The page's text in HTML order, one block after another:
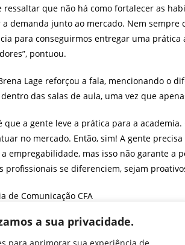
a sua privacidade.
ressaltar que não há como fortalecer as
demanda junto ao mercado. Nem sempre
para conseguirmos entregar uma prática
pontuou.
Lage reforçou a fala, mencionando o
das salas de aula, uma vez que
que a gente leve a prática para a
no mercado. Então, sim! A gente
empregabilidade, mas isso não garante a
profissionais se diferenciem, sejam
de Comunicação CFA
T Li W M Pr